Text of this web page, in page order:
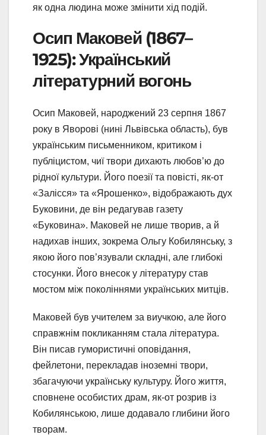
як одна людина може змінити хід подій.
Осип Маковей (1867–
1925): Український
літературний вогонь
Осип Маковей, народжений 23 серпня 1867
року в Яворові (нині Львівська область), був
українським письменником, критиком і
публіцистом, чиї твори дихають любов’ю до
рідної культури. Його поезії та повісті, як-от
«Залісся» та «Ярошенко», відображають дух
Буковини, де він редагував газету
«Буковина». Маковей не лише творив, а й
надихав інших, зокрема Ольгу Кобилянську, з
якою його пов’язували складні, але глибокі
стосунки. Його внесок у літературу став
мостом між поколіннями українських митців.
Маковей був учителем за виучкою, але його
справжнім покликанням стала література.
Він писав гумористичні оповідання,
фейлетони, перекладав іноземні твори,
збагачуючи українську культуру. Його життя,
сповнене особистих драм, як-от розрив із
Кобилянською, лише додавало глибини його
творам.